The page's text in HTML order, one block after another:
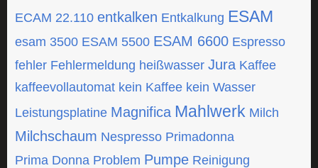
ECAM 22.110 entkalken Entkalkung ESAM
esam 3500 ESAM 5500 ESAM 6600 Espresso
fehler Fehlermeldung heißwasser Jura Kaffee
kaffeevollautomat kein Kaffee kein Wasser
Leistungsplatine Magnifica Mahlwerk Milch
Milchschaum Nespresso Primadonna
Prima Donna Problem Pumpe Reinigung